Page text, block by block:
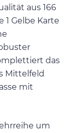
aus 166
1 Gelbe Karte
das
Mittelfeld
mit
um